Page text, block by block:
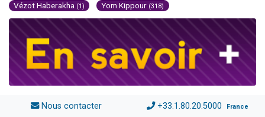
Vézot Haberakha (1) Yom Kippour (318)
Nous contacter +33.1.80.20.5000 France